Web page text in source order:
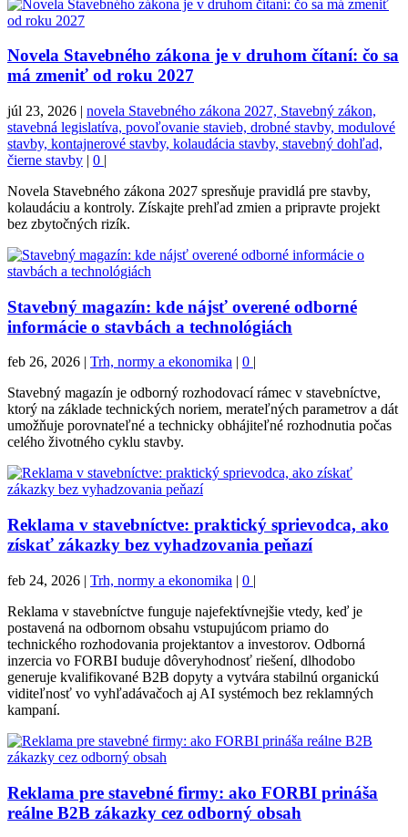
Novela Stavebného zákona je v druhom čítaní: čo sa
má zmeniť od roku 2027
júl 23, 2026 | novela Stavebného zákona 2027, Stavebný zákon,
stavebná legislatíva, povoľovanie stavieb, drobné stavby, modulové
stavby, kontajnerové stavby, kolaudácia stavby, stavebný dohľad,
čierne stavby | 0 |
Novela Stavebného zákona 2027 spresňuje pravidlá pre stavby,
kolaudáciu a kontroly. Získajte prehľad zmien a pripravte projekt
bez zbytočných rizík.
Stavebný magazín: kde nájsť overené odborné
informácie o stavbách a technológiách
feb 26, 2026 | Trh, normy a ekonomika | 0 |
Stavebný magazín je odborný rozhodovací rámec v stavebníctve,
ktorý na základe technických noriem, merateľných parametrov a dát
umožňuje porovnateľné a technicky obhájiteľné rozhodnutia počas
celého životného cyklu stavby.
Reklama v stavebníctve: praktický sprievodca, ako
získať zákazky bez vyhadzovania peňazí
feb 24, 2026 | Trh, normy a ekonomika | 0 |
Reklama v stavebníctve funguje najefektívnejšie vtedy, keď je
postavená na odbornom obsahu vstupujúcom priamo do
technického rozhodovania projektantov a investorov. Odborná
inzercia vo FORBI buduje dôveryhodnosť riešení, dlhodobo
generuje kvalifikované B2B dopyty a vytvára stabilnú organickú
viditeľnosť vo vyhľadávačoch aj AI systémoch bez reklamných
kampaní.
Reklama pre stavebné firmy: ako FORBI prináša
reálne B2B zákazky cez odborný obsah